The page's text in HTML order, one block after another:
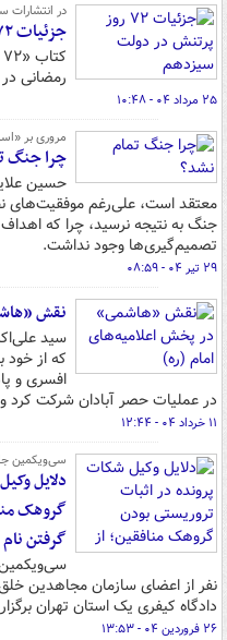
در
جزئیات ۷۲ روز پرتنش در دولت سیزدهم
رمضانی
۲۵ مرداد ۰۴ - ۱۰:۴۸
مروری بر
چرا جنگ
حسین
معتقد است، علی‌رغم موفقیت‌های
جنگ به نتیجه نرسید، چرا که
تصمیم‌گیری‌ها وجود نداشت.
۲۹ تیر ۰۴ - ۰۸:۵۹
نقش
سید
که از خود
در عملیات حصر آبادان شرکت کرد
۱۱ خرداد ۰۴ - ۱۲:۴۴
سی‌ویکمین
دلایل
گروهک
گرفتن
نفر از اعضای سازمان مجاهدین
دادگاه کیفری یک استان تهران
۲۶ فروردین ۰۴ - ۱۳:۵۳